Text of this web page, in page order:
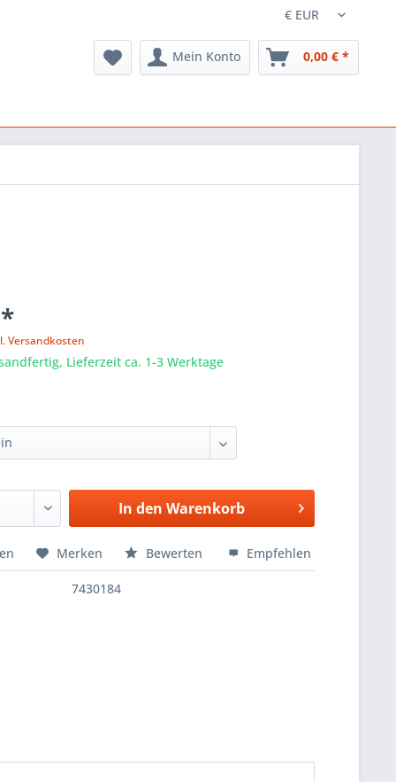
Mein Konto 0,00 € *
Versandkosten
Lieferzeit ca. 1-3 Werktage
In den Warenkorb
Merken Bewerten Empfehlen
7430184